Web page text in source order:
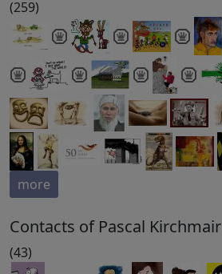
(259)
more
Contacts of Pascal Kirchmair
(43)